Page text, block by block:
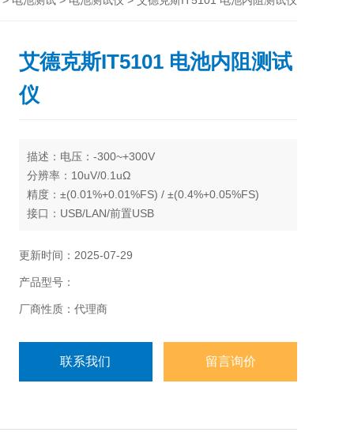
艾德克斯IT5101 电池内阻测试
仪
描述： 电压：-300~+300V
分辨率：10uV/0.1uΩ
精度：±(0.01%+0.01%FS) / ±(0.4%+0.05%FS)
接口：USB/LAN/前置USB
更新时间：2025-07-29
产品型号：
厂商性质：代理商
联系我们 留言询价